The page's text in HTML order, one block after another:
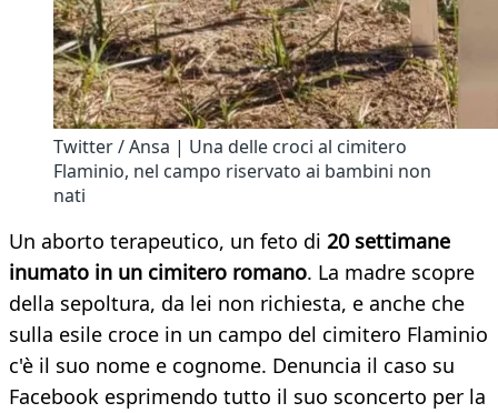
Twitter / Ansa | Una delle croci al cimitero
Flaminio, nel campo riservato ai bambini non
nati
Un aborto terapeutico, un feto di 20 settimane
inumato in un cimitero romano. La madre scopre
della sepoltura, da lei non richiesta, e anche che
sulla esile croce in un campo del cimitero Flaminio
c'è il suo nome e cognome. Denuncia il caso su
Facebook esprimendo tutto il suo sconcerto per la